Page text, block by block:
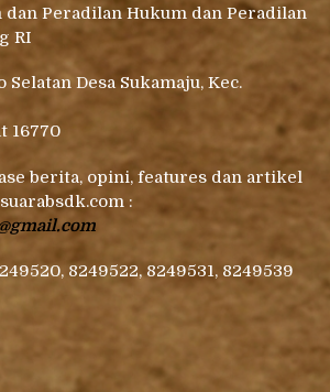
dan Peradilan Hukum dan Peradilan
RI
Desa Sukamaju, Kec.
16770
berita, opini, features dan artikel
:
8249522, 8249531, 8249539